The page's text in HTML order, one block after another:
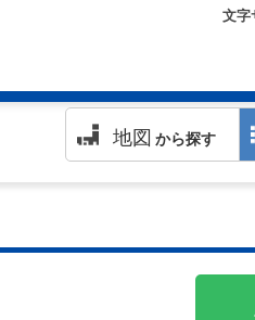
文字
地図 から探す